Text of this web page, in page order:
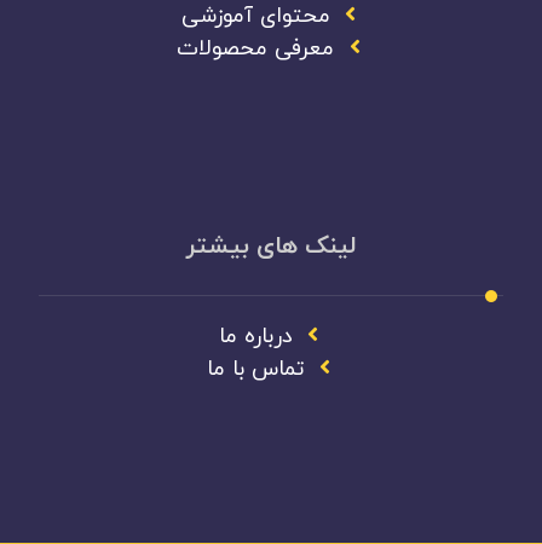
محتوای آموزشی
معرفی محصولات
لینک های بیشتر
درباره ما
تماس با ما